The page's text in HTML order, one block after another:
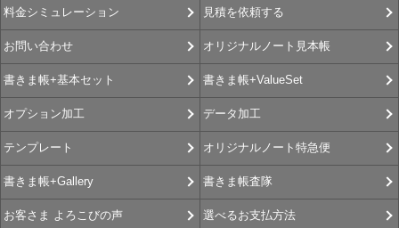
料金シミュレーション 見積を依頼する
お問い合わせ オリジナルノート見本帳
書きま帳+基本セット 書きま帳+ValueSet
オプション加工 データ加工
テンプレート オリジナルノート特急便
書きま帳+Gallery 書きま帳査隊
お客さま よろこびの声 選べるお支払方法